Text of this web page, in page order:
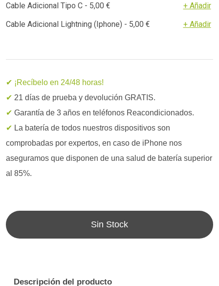
Cable Adicional Tipo C - 5,00 €
+ Añadir
Cable Adicional Lightning (Iphone) - 5,00 €
+ Añadir
✔ ¡Recíbelo en 24/48 horas!
✔ 21 días de prueba y devolución GRATIS.
✔ Garantía de 3 años en teléfonos Reacondicionados.
✔ La batería de todos nuestros dispositivos son
comprobadas por expertos, en caso de iPhone nos
aseguramos que disponen de una salud de batería superior
al 85%.
Sin Stock
Descripción del producto